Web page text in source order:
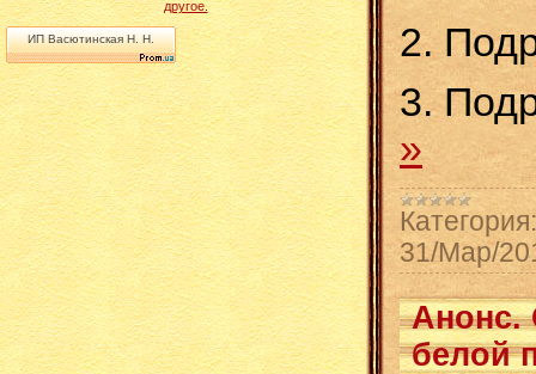
другое.
ИП Васютинская Н. Н.
2.
3.
»
Категория:
31/Мар/
Анонс.
белой